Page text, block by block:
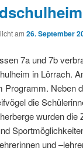
am 26. September
7a und 7b
in Lörrach.
Programm. Neben
die
wurden die
und